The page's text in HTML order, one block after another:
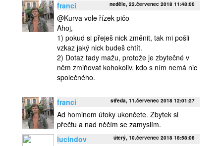
franci
neděle, 22.červenec 2018 11:48:00
@Kurva vole řízek pičo
Ahoj,
1) pokud si přeješ nick změnit, tak mi pošli
vzkaz jaký nick budeš chtít.
2) Dotaz tady mažu, protože je zbytečné v
něm zmiňovat kohokoliv, kdo s ním nemá nic
společného.
franci středa, 11.červenec 2018 12:01:27
Ad hominem útoky ukončete. Zbytek si
přečtu a nad něčím se zamyslím.
lucindov
úterý, 10.červenec 2018 18:58:08